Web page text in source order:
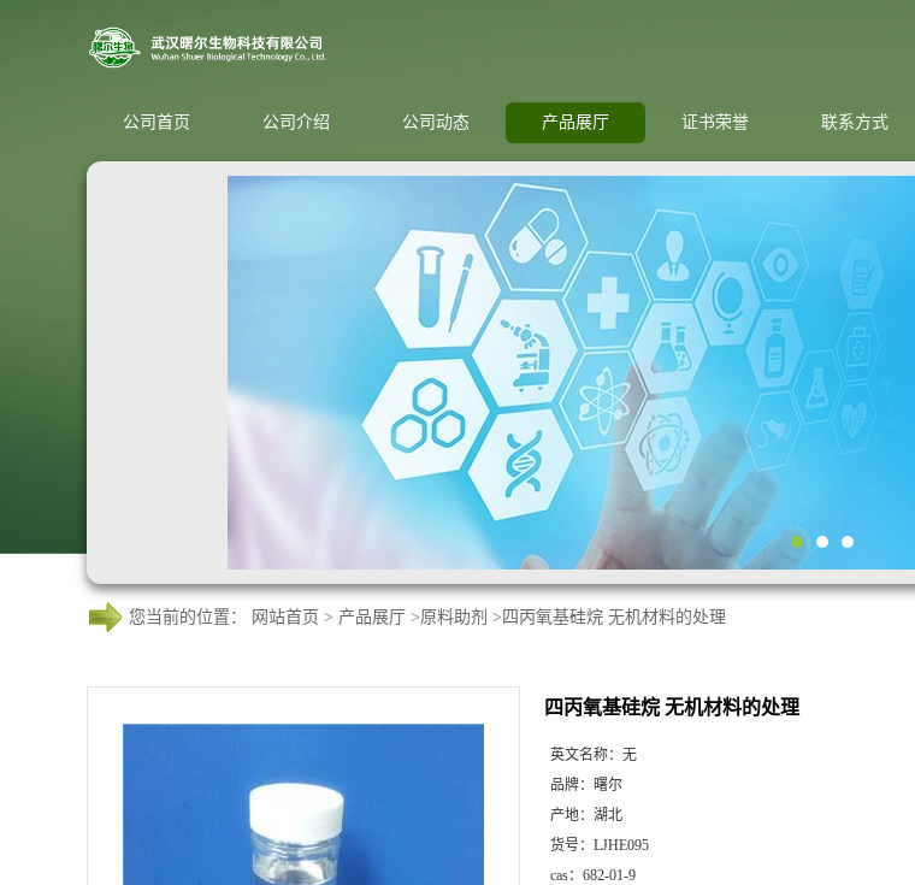
公司首页 公司介绍 公司动态 产品展厅 证书荣誉 联系方式
您当前的位置： 网站首页 > 产品展厅 >原料助剂 > 四丙氧基硅烷 无机材料的处理
四丙氧基硅烷 无机材料的处理
英文名称： 无
品牌： 曙尔
产地： 湖北
货号： LJHE095
cas： 682-01-9